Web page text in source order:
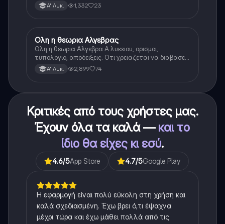
Α' Λυκ. 1,332 23
Μαθηματικά
Ολη η θεωρια Αλγεβρας
Ολη η θεωρια Αλγεβρα Α λυκειου, ορισμοι,
τυπολογιο, αποδειξεις. Οτι χρειαζεται να διαβασεις
για το θεωρητικο κομματι της αλγεβρας.
Α' Λυκ. 2,899 74
Κριτικές από τους χρήστες μας.
Έχουν όλα τα καλά — και το
ίδιο θα είχες κι εσύ.
4.6/5App Store 4.7/5Google Play
Η εφαρμογή είναι πολύ εύκολη στη χρήση και
καλά σχεδιασμένη. Έχω βρει ό,τι έψαχνα
μέχρι τώρα και έχω μάθει πολλά από τις